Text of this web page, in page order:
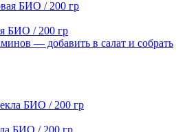
БИО / 200 гр
— добавить в салат и собрать
БИО / 200 гр